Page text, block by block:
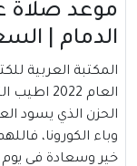
الدمام |
المكتبة العربية
العام
الحزن الذي يسود
وباء الكورونا،
خير وسعادة في يوم